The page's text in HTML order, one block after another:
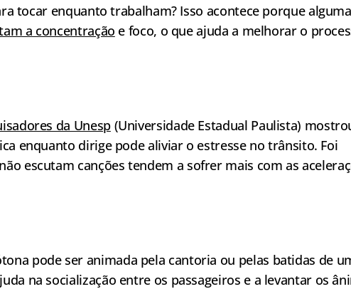
tocar enquanto trabalham? Isso acontece porque
a concentração e foco, o que ajuda a melhorar o
da Unesp(Universidade Estadual Paulista)
enquanto dirige pode aliviar o estresse no trânsito. Foi
escutam canções tendem a sofrer mais com as
pode ser animada pela cantoria ou pelas batidas de
na socialização entre os passageiros e a levantar os